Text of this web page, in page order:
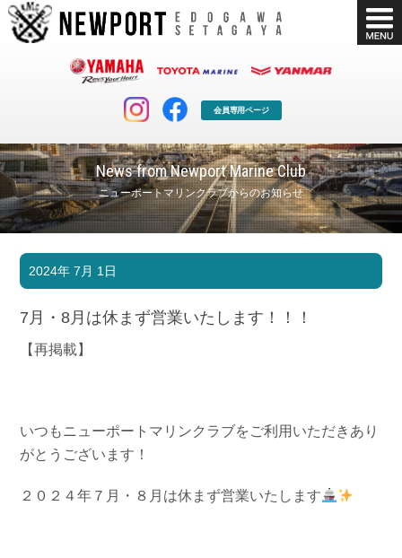
会員専用ページ
News from Newport Marine Club
ニューポートマリンクラブからのお知らせ
マリンクラブ
マリンライフを堪能したい！
ボート販売
ボート免許
長年の実績と信頼！
シースタイル
お問い合わせ
Contact us
会社概要
Company
Recruit Link
2024年 7月 1日
7月・8月は休まず営業いたします！！！
【再掲載】
いつもニューポートマリンクラブをご利用いただきあり
がとうございます！
２０２４年７月・８月は休まず営業いたします